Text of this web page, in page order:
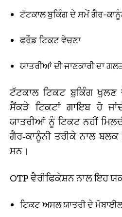
ਟੱਟਕਾਲ ਬੁਕਿੰਗ ਦੇ ਸਮੇਂ ਗੈਰ-
ਫਰੌਡ ਟਿਕਟ ਵੇਚਣਾ
ਯਾਤਰੀਆਂ ਦੀ ਜਾਣਕਾਰੀ ਦਾ
ਟੱਟਕਾਲ ਟਿਕਟ ਬੁਕਿੰਗ ਖੁਲਣ
ਸੈਂਕੜੇ ਟਿਕਟਾਂ ਗਾਇਬ ਹੋ
ਯਾਤਰੀਆਂ ਨੂੰ ਟਿਕਟ ਨਹੀਂ
ਗੈਰ-ਕਾਨੂੰਨੀ ਤਰੀਕੇ ਨਾਲ
ਸਨ।
OTP ਵੈਰੀਫਿਕੇਸ਼ਨ ਨਾਲ ਇਹ
ਟਿਕਟ ਅਸਲ ਯਾਤਰੀ ਦੇ ਮੋਬਾਈਲ